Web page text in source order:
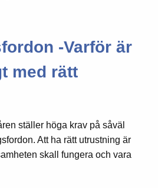
-Varför är
med rätt
ställer höga krav på såväl
Att ha rätt utrustning är
skall fungera och vara